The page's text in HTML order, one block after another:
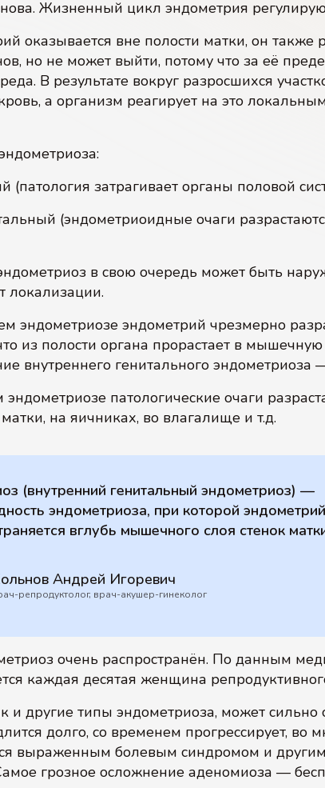
Жизненный цикл эндометрия
оказывается вне полости матки, он также
но не может выйти, потому что за её
В результате вокруг разросшихся
а организм реагирует на это
(патология затрагивает органы половой
(эндометриоидные очаги
в свою очередь может быть
локализации.
эндометриозе эндометрий чрезмерно
из полости органа прорастает в
внутреннего генитального эндометриоза
патологические очаги
на яичниках, во влагалище и т.д.
(внутренний генитальный эндометриоз) —
эндометриоза, при которой эндометрий
вглубь мышечного слоя стенок
Андрей Игоревич
репродуктолог, врач-акушер-гинеколог
очень распространён. По данным
каждая десятая женщина
и другие типы эндометриоза, может сильно
долго, со временем прогрессирует, во
выраженным болевым синдромом и
грозное осложнение аденомиоза —